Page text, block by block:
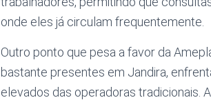
onde eles já circulam frequentemente.
Outro ponto que pesa a favor da
bastante presentes em Jandira,
elevados das operadoras tradicionais.